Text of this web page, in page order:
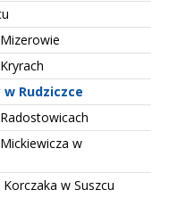
Rudziczce
w
w Suszcu